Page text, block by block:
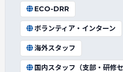
ECO-DRR
ボランティア・インターン
海外スタッフ
国内スタッフ（支部・研修セ